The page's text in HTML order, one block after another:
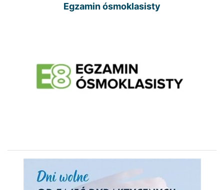
Egzamin ósmoklasisty